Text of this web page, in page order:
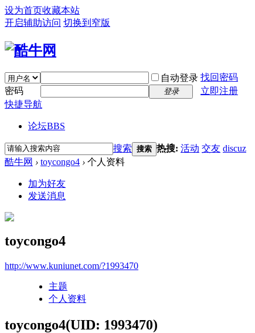
设为首页收藏本站
开启辅助访问 切换到窄版
自动登录 找回密码
密码
登录
立即注册
快捷导航
论坛BBS
搜索 搜索 热搜: 活动 交友 discuz
酷牛网 › toycongo4 › 个人资料
加为好友
发送消息
toycongo4
http://www.kuniunet.com/?1993470
主题
个人资料
toycongo4(UID: 1993470)